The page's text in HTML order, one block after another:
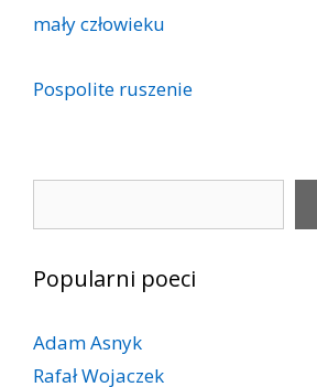
mały człowieku
Pospolite ruszenie
Popularni poeci
Adam Asnyk
Rafał Wojaczek